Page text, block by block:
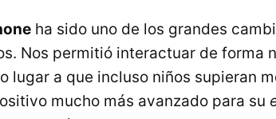
ha sido uno de los grandes
Nos permitió interactuar de forma
lugar a que incluso niños supieran
mucho más avanzado para su